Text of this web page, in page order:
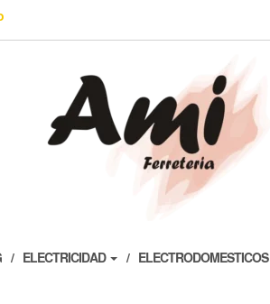
ELECTRICIDAD ELECTRODOMESTICOS